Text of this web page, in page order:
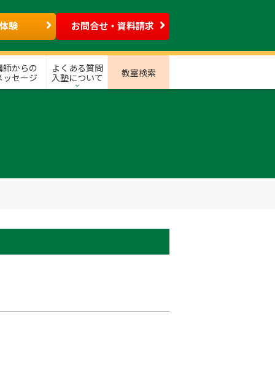
験 お問合せ・資料請求
師からの
ッセージ
よくある質問
入塾について
教室検索